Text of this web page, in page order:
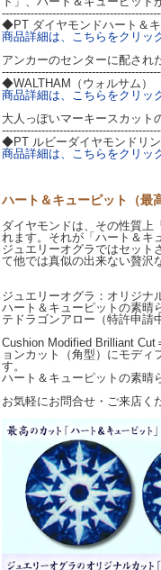
◆PT ダイヤモンドハート＆
商品詳細は、こちらをクリッ
アンカーのセンターに配され
◆WALTHAM（ウォルサム）
商品詳細は、こちらをクリッ
大人っぽいマーキースカット
◆PT ルビーダイヤモンドリ
商品詳細は、こちらをクリッ
ハート＆キューピット（最
ダイヤモンドは、その性質上
れます。それが「ハート＆キ
ジュエリーオグラではセット
て他では真似の出来ない贅沢
ジュエリーオグラ：オリジナ
ハート＆キューピットの素晴
テドラゴンアロー（特許申請中
Cushion Modified Brilliant Cut
ョンカット（角型）にモデ
す。
ハート＆キューピットの素晴
お気軽にお問合せ・ご来店く